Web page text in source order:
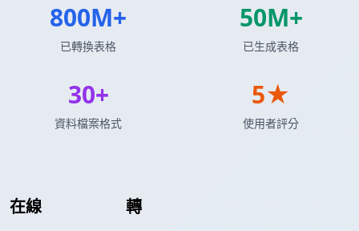
在線 轉
800M+
已轉換表格
50M+
已生成表格
30+
資料檔案格式
5★
使用者評分